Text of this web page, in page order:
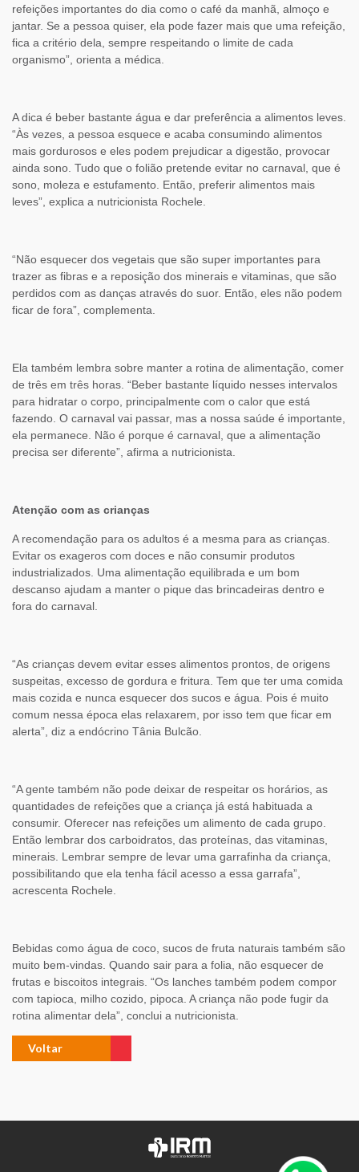
refeições importantes do dia como o café da manhã, almoço e
jantar. Se a pessoa quiser, ela pode fazer mais que uma refeição,
fica a critério dela, sempre respeitando o limite de cada
organismo”, orienta a médica.
A dica é beber bastante água e dar preferência a alimentos leves.
“Às vezes, a pessoa esquece e acaba consumindo alimentos
mais gordurosos e eles podem prejudicar a digestão, provocar
ainda sono. Tudo que o folião pretende evitar no carnaval, que é
sono, moleza e estufamento. Então, preferir alimentos mais
leves”, explica a nutricionista Rochele.
“Não esquecer dos vegetais que são super importantes para
trazer as fibras e a reposição dos minerais e vitaminas, que são
perdidos com as danças através do suor. Então, eles não podem
ficar de fora”, complementa.
Ela também lembra sobre manter a rotina de alimentação, comer
de três em três horas. “Beber bastante líquido nesses intervalos
para hidratar o corpo, principalmente com o calor que está
fazendo. O carnaval vai passar, mas a nossa saúde é importante,
ela permanece. Não é porque é carnaval, que a alimentação
precisa ser diferente”, afirma a nutricionista.
Atenção com as crianças
A recomendação para os adultos é a mesma para as crianças.
Evitar os exageros com doces e não consumir produtos
industrializados. Uma alimentação equilibrada e um bom
descanso ajudam a manter o pique das brincadeiras dentro e
fora do carnaval.
“As crianças devem evitar esses alimentos prontos, de origens
suspeitas, excesso de gordura e fritura. Tem que ter uma comida
mais cozida e nunca esquecer dos sucos e água. Pois é muito
comum nessa época elas relaxarem, por isso tem que ficar em
alerta”, diz a endócrino Tânia Bulcão.
“A gente também não pode deixar de respeitar os horários, as
quantidades de refeições que a criança já está habituada a
consumir. Oferecer nas refeições um alimento de cada grupo.
Então lembrar dos carboidratos, das proteínas, das vitaminas,
minerais. Lembrar sempre de levar uma garrafinha da criança,
possibilitando que ela tenha fácil acesso a essa garrafa”,
acrescenta Rochele.
Bebidas como água de coco, sucos de fruta naturais também são
muito bem-vindas. Quando sair para a folia, não esquecer de
frutas e biscoitos integrais. “Os lanches também podem compor
com tapioca, milho cozido, pipoca. A criança não pode fugir da
rotina alimentar dela”, conclui a nutricionista.
Voltar